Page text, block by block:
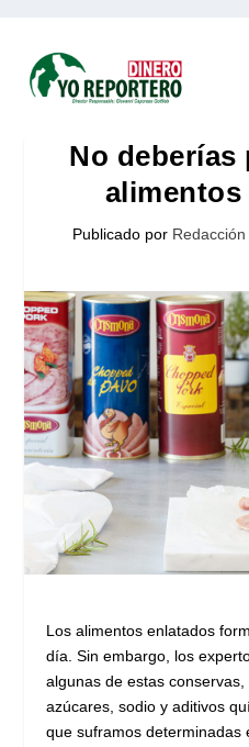
No deberías
Publicado por Redacción
Los alimentos enlatados
día. Sin embargo, los
algunas de estas
azúcares, sodio y aditivos
que suframos determinadas